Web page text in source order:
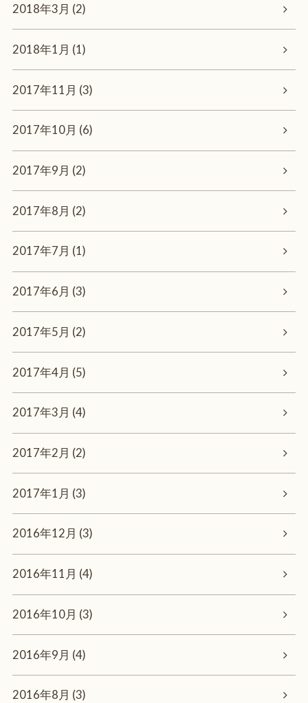
2018年3月 (2)
2018年1月 (1)
2017年11月 (3)
2017年10月 (6)
2017年9月 (2)
2017年8月 (2)
2017年7月 (1)
2017年6月 (3)
2017年5月 (2)
2017年4月 (5)
2017年3月 (4)
2017年2月 (2)
2017年1月 (3)
2016年12月 (3)
2016年11月 (4)
2016年10月 (3)
2016年9月 (4)
2016年8月 (3)